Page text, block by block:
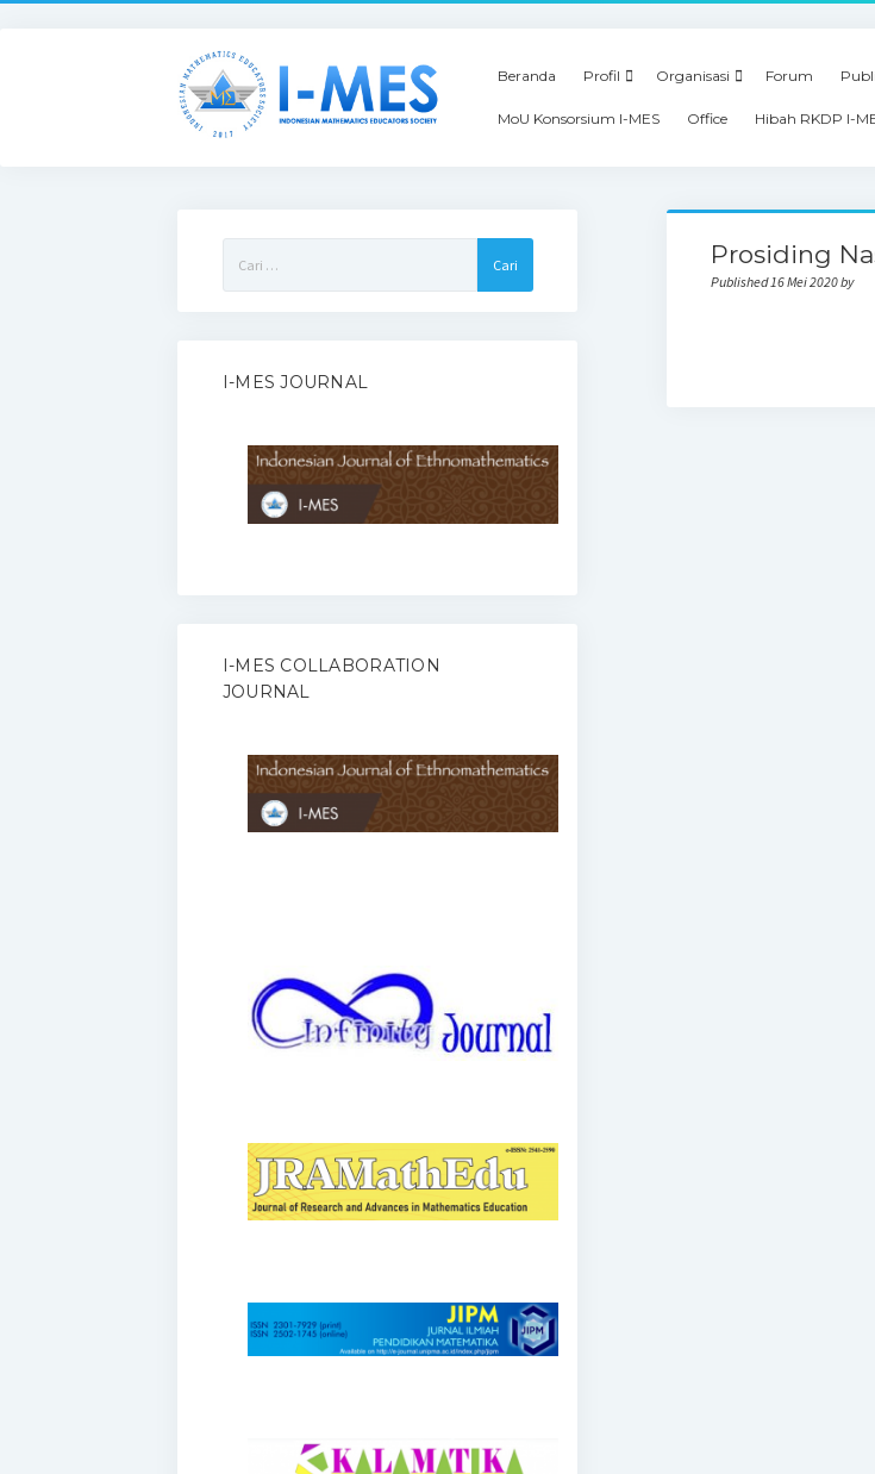
Beranda Profil Organisasi Forum
MoU Konsorsium I-MES Office Hibah RKDP I-
untuk:
I-MES JOURNAL
I-MES COLLABORATION
JOURNAL
Prosiding
Published 16 Mei 2020 by